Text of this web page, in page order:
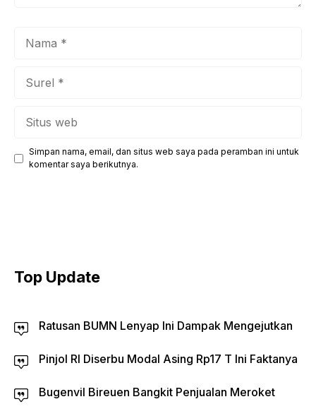
Simpan nama, email, dan situs web saya pada peramban ini untuk
komentar saya berikutnya.
Top Update
Ratusan BUMN Lenyap Ini Dampak Mengejutkan
Pinjol RI Diserbu Modal Asing Rp17 T Ini Faktanya
Bugenvil Bireuen Bangkit Penjualan Meroket